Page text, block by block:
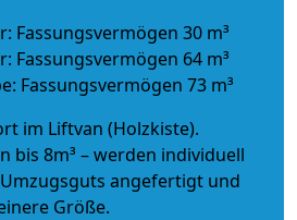
Fassungsvermögen 30 m³
Fassungsvermögen 64 m³
Fassungsvermögen 73 m³
im Liftvan (Holzkiste).
bis 8m³ – werden individuell
angefertigt und
Größe.